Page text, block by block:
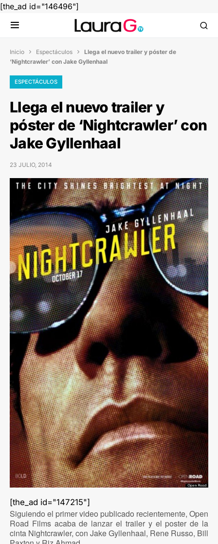
[the_ad id="146496"]
Inicio  Espectáculos  Llega el nuevo trailer y póster de
‘Nightcrawler’ con Jake Gyllenhaal
ESPECTÁCULOS
Llega el nuevo trailer y
póster de ‘Nightcrawler’ con
Jake Gyllenhaal
23 JULIO, 2014
[the_ad id="147215"]
Siguiendo el primer video publicado recientemente, Open
Road Films acaba de lanzar el trailer y el poster de la
cinta Nightcrawler, con Jake Gyllenhaal, Rene Russo, Bill